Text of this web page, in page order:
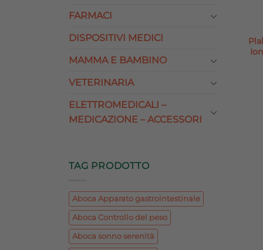
FARMACI
DISPOSITIVI MEDICI
MAMMA E BAMBINO
VETERINARIA
ELETTROMEDICALI –
MEDICAZIONE – ACCESSORI
TAG PRODOTTO
Aboca Apparato gastrointestinale
Aboca Controllo del peso
Aboca sonno serenità